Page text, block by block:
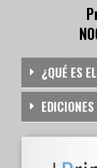
¿QUÉ ES
EDICIONES